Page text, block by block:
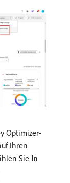
Optimizer-
Ihren
Sie In